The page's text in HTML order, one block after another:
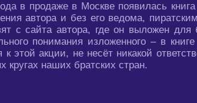
в продаже в Москве появилась
автора и без его ведома,
с сайта автора, где он выложен
понимания изложенного – в
к этой акции, не несёт никакой
кругах наших братских стран.